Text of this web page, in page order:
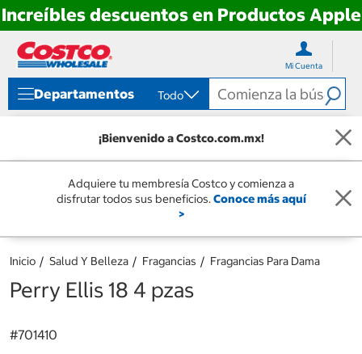
Increíbles descuentos en Productos Apple
directo
contenido
directo
menú
navegación
Mi Cuenta
Departamentos Todo
¡Bienvenido a Costco.com.mx!
Adquiere tu membresía Costco y comienza a
disfrutar todos sus beneficios.Conoce más aquí
>
Inicio Salud Y Belleza Fragancias Fragancias Para Dama
Perry Ellis 18 4 pzas
#701410